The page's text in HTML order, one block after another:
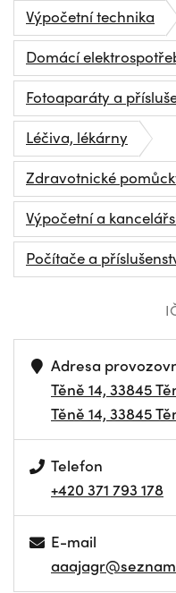
Výpočetní technika
Domácí
Fotoaparáty a
Léčiva, lékárny
Zdravotnické
Výpočetní a
Počítače a
Adresa
Těně 14, 33845
Těně 14, 33845
Telefon
+420 371 793 178
E-mail